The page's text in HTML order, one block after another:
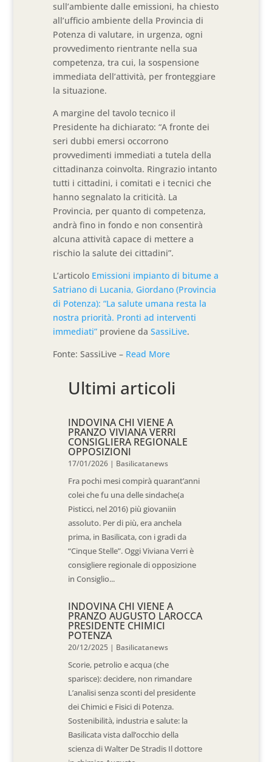
sull’ambiente dalle emissioni, ha chiesto
all’ufficio ambiente della Provincia di
Potenza di valutare, in urgenza, ogni
provvedimento rientrante nella sua
competenza, tra cui, la sospensione
immediata dell’attività, per fronteggiare
la situazione.
A margine del tavolo tecnico il
Presidente ha dichiarato: “A fronte dei
seri dubbi emersi occorrono
provvedimenti immediati a tutela della
cittadinanza coinvolta. Ringrazio intanto
tutti i cittadini, i comitati e i tecnici che
hanno segnalato la criticità. La
Provincia, per quanto di competenza,
andrà fino in fondo e non consentirà
alcuna attività capace di mettere a
rischio la salute dei cittadini”.
L’articolo Emissioni impianto di bitume a
Satriano di Lucania, Giordano (Provincia
di Potenza): “La salute umana resta la
nostra priorità. Pronti ad interventi
immediati” proviene daSassiLive.
Fonte: SassiLive – Read More
Ultimi articoli
INDOVINA CHI VIENE A
PRANZO VIVIANA VERRI
CONSIGLIERA REGIONALE
OPPOSIZIONI
17/01/2026 | Basilicatanews
Fra pochi mesi compirà quarant’anni
colei che fu una delle sindache(a
Pisticci, nel 2016) più giovaniin
assoluto. Per di più, era anchela
prima, in Basilicata, con i gradi da
“Cinque Stelle”. Oggi Viviana Verri è
consigliere regionale di opposizione
in Consiglio...
INDOVINA CHI VIENE A
PRANZO AUGUSTO LAROCCA
PRESIDENTE CHIMICI
POTENZA
20/12/2025 | Basilicatanews
Scorie, petrolio e acqua (che
sparisce): decidere, non rimandare
L’analisi senza sconti del presidente
dei Chimici e Fisici di Potenza.
Sostenibilità, industria e salute: la
Basilicata vista dall’occhio della
scienza di Walter De Stradis Il dottore